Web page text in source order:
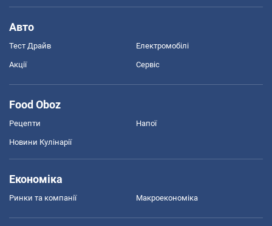
Авто
Тест Драйв Електромобілі
Акції Сервіс
Food Oboz
Рецепти Напої
Новини Кулінарії
Економіка
Ринки та компанії Макроекономіка